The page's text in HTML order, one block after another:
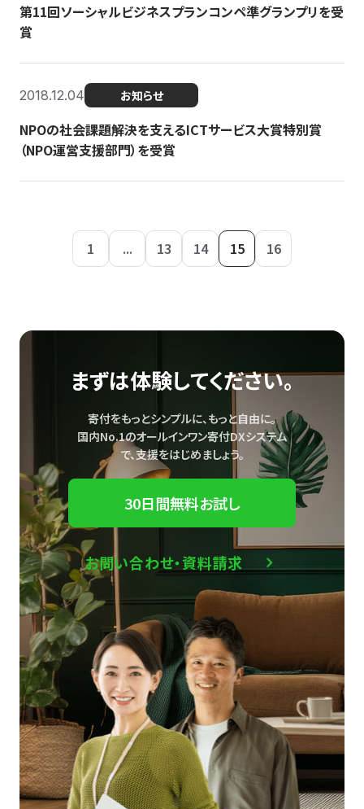
第11回ソーシャルビジネスプランコンペ準グランプリを受
賞
2018.12.04 お知らせ
NPOの社会課題解決を支えるICTサービス大賞特別賞
（NPO運営支援部門）を受賞
1 ... 13 14 15 16
まずは体験してください。
寄付をもっとシンプルに、もっと自由に。
国内No.1のオールインワン寄付DXシステム
で、支援をはじめましょう。
30日間無料お試し
お問い合わせ・資料請求